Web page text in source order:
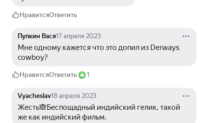
НравитсяОтветить
Пупкин Вася17 апреля 2023
Мне одному кажется что это допил из Derways
cowboy?
НравитсяОтветить 1
Vyacheslav18 апреля 2023
Жесть🙈Беспощадный индийский гелик, такой
же как индийский фильм.